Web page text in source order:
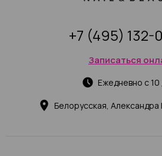
Белорусская, Александра
Ежедневно с 10
Записаться
+7 (495) 132-